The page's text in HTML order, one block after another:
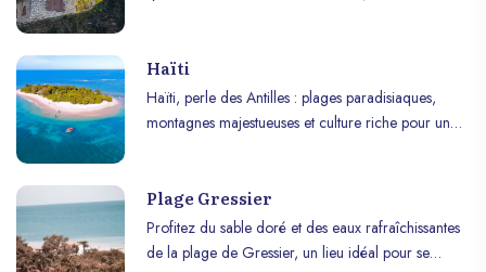
Haïti
Haïti, perle des Antilles : plages paradisiaques,
montagnes majestueuses et culture riche pour un
Plage Gressier
Profitez du sable doré et des eaux rafraîchissantes
de la plage de Gressier, un lieu idéal pour se